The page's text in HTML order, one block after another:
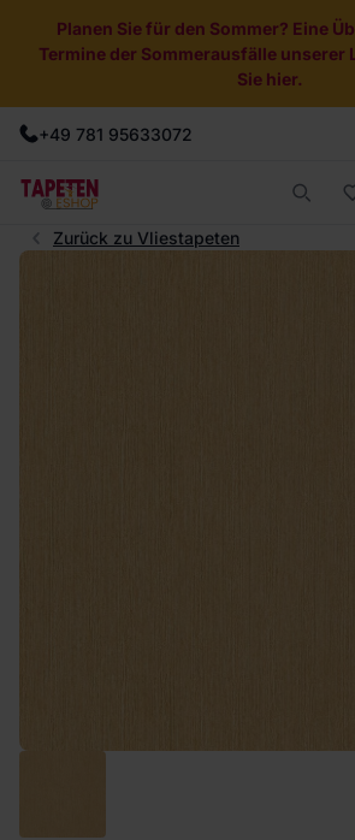
Planen Sie für den Sommer? Eine
Termine der Sommerausfälle unserer
Sie hier.
+49 781 95633072
Zurück zu Vliestapeten